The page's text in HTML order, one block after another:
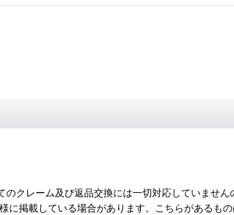
クレーム及び返品交換には一切対応していません
掲載している場合があります。こちらがあるも